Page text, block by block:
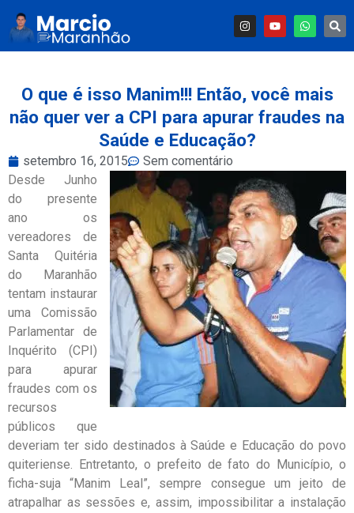
O que é isso Manim!!! Então, você mais
não quer ver a CPI para apurar fraudes na
Saúde e Educação?
setembro 16, 2015
Sem comentário
Desde Junho
do presente
ano os
vereadores de
Santa Quitéria
do Maranhão
tentam instaurar
uma Comissão
Parlamentar de
Inquérito (CPI)
para apurar
fraudes com os
recursos
públicos que
deveriam ter sido destinados à Saúde e Educação do povo
quiteriense. Entretanto, o prefeito de fato do Município, o
ficha-suja “Manim Leal”, sempre consegue um jeito de
atrapalhar as sessões e, assim, impossibilitar a instalação